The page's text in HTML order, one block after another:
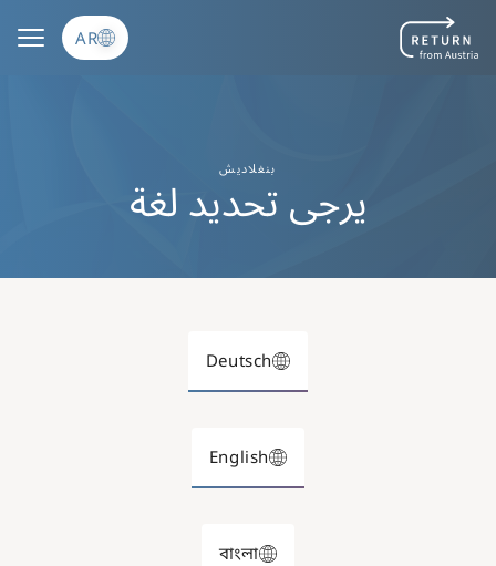
AR
بنغلاديش
يرجى تحديد لغة
Deutsch
English
বাংলা